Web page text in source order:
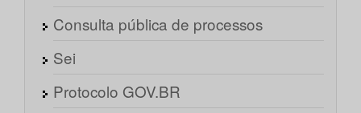
Consulta pública de processos
Sei
Protocolo GOV.BR